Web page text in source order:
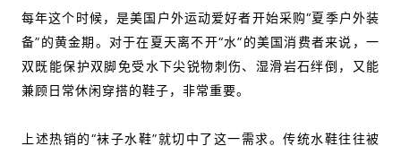
每年这个时候，是美国户外运动爱好者开始采购“夏季户外装
备”的黄金期。对于在夏天离不开“水”的美国消费者来说，一
双既能保护双脚免受水下尖锐物刺伤、湿滑岩石绊倒，又能
兼顾日常休闲穿搭的鞋子，非常重要。
上述热销的“袜子水鞋”就切中了这一需求。传统水鞋往往被